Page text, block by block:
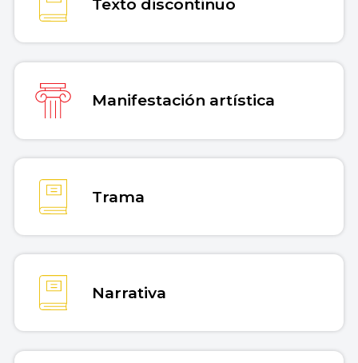
Texto discontinuo
Manifestación artística
Trama
Narrativa